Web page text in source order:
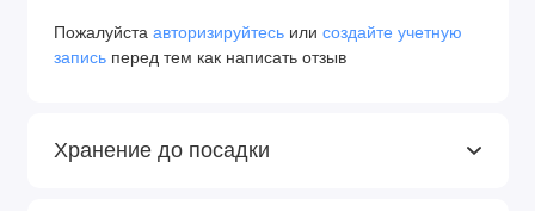
Пожалуйста авторизируйтесь или создайте учетную
запись перед тем как написать отзыв
Хранение до посадки